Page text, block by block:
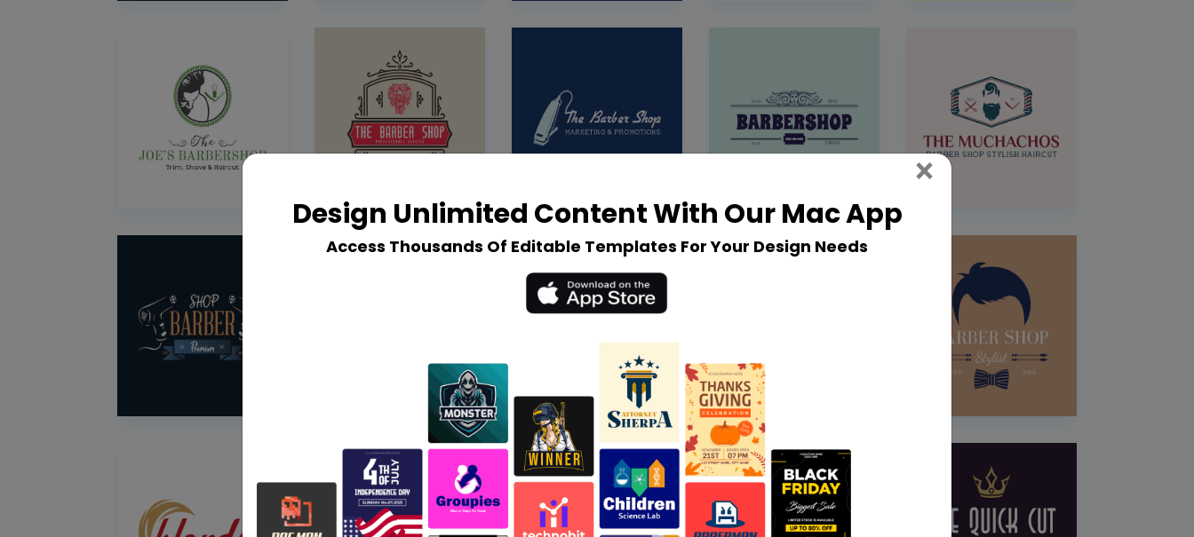
Design Unlimited Content With Our Mac App
Access Thousands Of Editable Templates For Your Design Needs
× Close